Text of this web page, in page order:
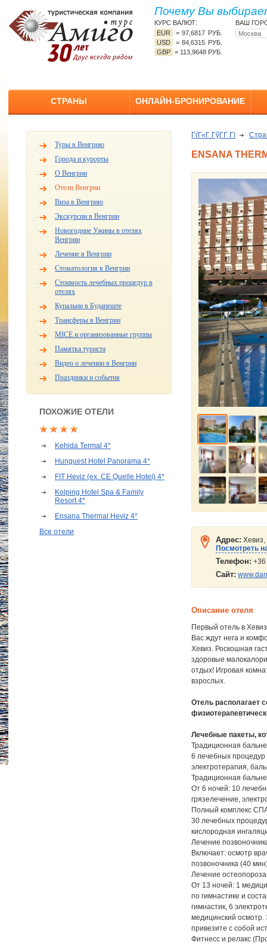
Почему Вы
КУРС ВАЛЮТ:
EUR
=97,6817 РУБ.
USD
=84,6315 РУБ.
GBP = 113,9648 РУБ.
ВАШ
СТРАНЫ ОНЛАЙН-БРОНИРОВАНИЕ
Туры в Венгрию
Города и курорты
О Венгрии
Отели Венгрии
Виза в Венгрию
Экскурсии в Венгрии
Новогодние Ужины в отелях
Венгрии
Лечение в Венгрии
Стоматология в Венгрии
Стоимость лечебных процедур в
отелях
Купальни в Будапеште
Трансферы в Венгрии
MICE и организованные группы
Памятка туриста
Видео о лечении в Венгрии
Праздники и события
ПОХОЖИЕ ОТЕЛИ
Kehida Termal 4*
Hunguest Hotel Panorama 4*
FIT Heviz (ex. CE Quelle Hotel) 4*
Kolping Hotel Spa & Family
Resort 4*
Ensana Thermal Heviz 4*
Все отели
ГѓГ«Г ГўГ­Г Гї
ENSANA
Адрес:
Посмотреть
Телефон:
Сайт:
Описание отеля
Первый отель в
Вас ждут нега и
Хевиз. Роскошная
здоровые
отдых! Игровая
взрослых.
Отель располагает
Лечебные пакеты,
Традиционная
6 лечебных
электротерапия,
Традиционная
От 6 ночей: 10
грязелечение,
Полный комплекс
30 лечебных
кислородная
Лечение
Включает: осмотр
позвоночника (40
Лечение остеопороза
От 13 ночей: 1
по гимнастике и
гимнастик, 6
медицинский осмотр.
привезите с собой
Фитнесс и релакс